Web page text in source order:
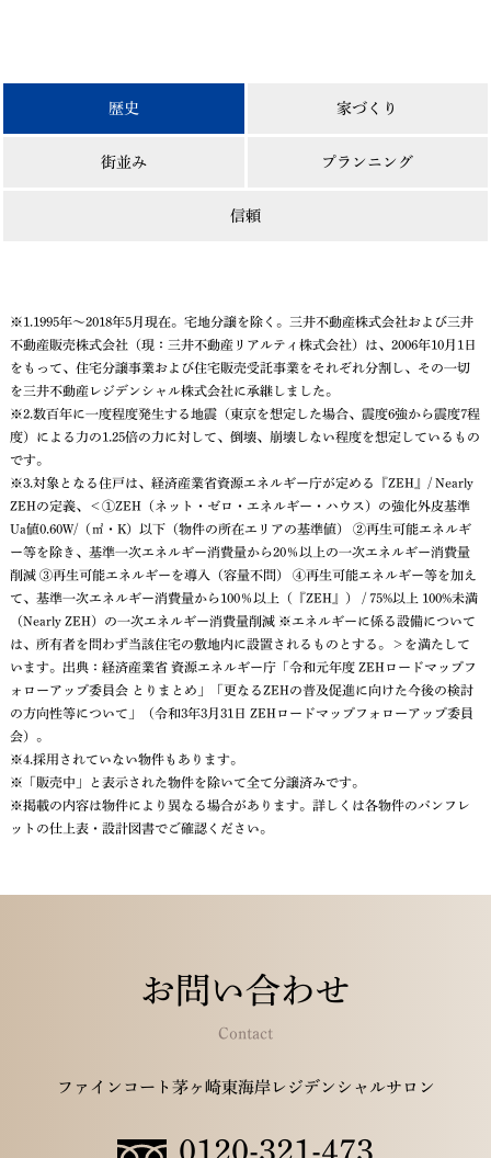
歴史 家づくり
街並み プランニング
信頼
※1.1995年～2018年5月現在。宅地分譲を除く。三井不動産株式会社および三井
不動産販売株式会社（現：三井不動産リアルティ株式会社）は、2006年10月1日
をもって、住宅分譲事業および住宅販売受託事業をそれぞれ分割し、その一切
を三井不動産レジデンシャル株式会社に承継しました。
※2.数百年に一度程度発生する地震（東京を想定した場合、震度6強から震度7程
度）による力の1.25倍の力に対して、倒壊、崩壊しない程度を想定しているもの
です。
※3.対象となる住戸は、経済産業省資源エネルギー庁が定める『ZEH』/ Nearly
ZEHの定義、＜①ZEH（ネット・ゼロ・エネルギー・ハウス）の強化外皮基準
Ua値0.60W/（㎡・K）以下（物件の所在エリアの基準値） ②再生可能エネルギ
ー等を除き、基準一次エネルギー消費量から20％以上の一次エネルギー消費量
削減 ③再生可能エネルギーを導入（容量不問） ④再生可能エネルギー等を加え
て、基準一次エネルギー消費量から100％以上（『ZEH』） / 75%以上 100%未満
（Nearly ZEH）の一次エネルギー消費量削減 ※エネルギーに係る設備について
は、所有者を問わず当該住宅の敷地内に設置されるものとする。＞を満たして
います。出典：経済産業省 資源エネルギー庁「令和元年度 ZEHロードマップフ
ォローアップ委員会 とりまとめ」「更なるZEHの普及促進に向けた今後の検討
の方向性等について」（令和3年3月31日 ZEHロードマップフォローアップ委員
会）。
※4.採用されていない物件もあります。
※「販売中」と表示された物件を除いて全て分譲済みです。
※掲載の内容は物件により異なる場合があります。詳しくは各物件のパンフレ
ットの仕上表・設計図書でご確認ください。
お問い合わせ
Contact
ファインコート茅ヶ崎東海岸レジデンシャルサロン